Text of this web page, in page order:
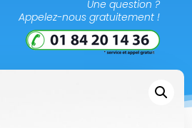
Une question ?
Appelez-nous gratuitement !